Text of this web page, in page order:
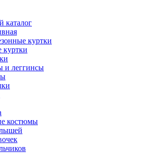
каталог
куртки
куртки
и леггинсы
костюмы